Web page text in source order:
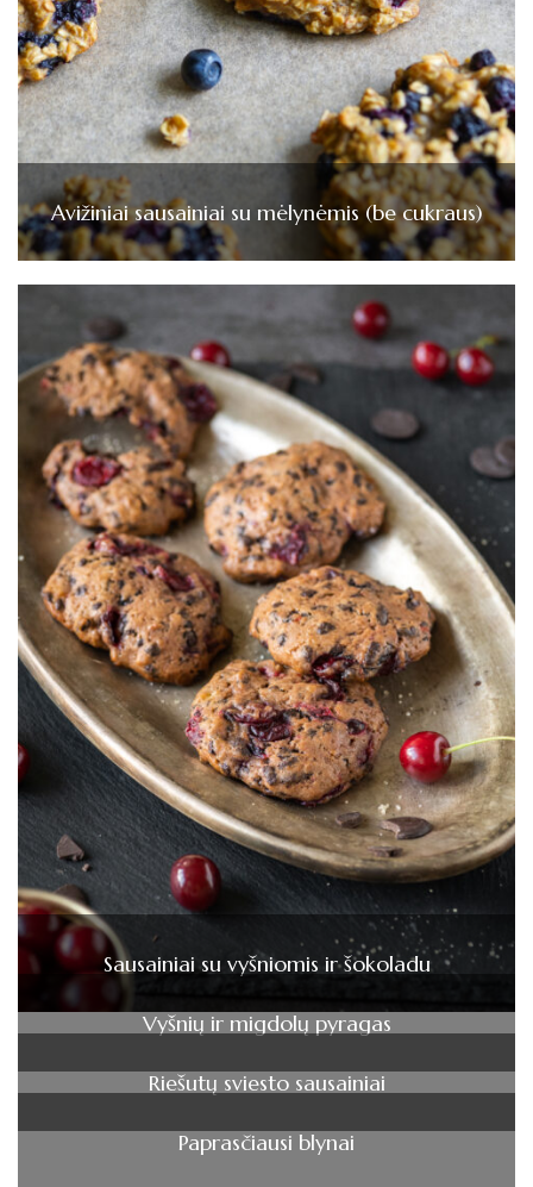
Avižiniai sausainiai su mėlynėmis (be cukraus)
Sausainiai su vyšniomis ir šokoladu
Vyšnių ir migdolų pyragas
Riešutų sviesto sausainiai
Paprasčiausi blynai